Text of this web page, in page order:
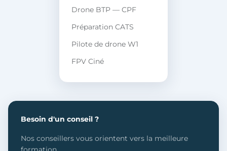
Drone BTP — CPF
Préparation CATS
Pilote de drone W1
FPV Ciné
Besoin d'un conseil ?
Nos conseillers vous orientent vers la meilleure